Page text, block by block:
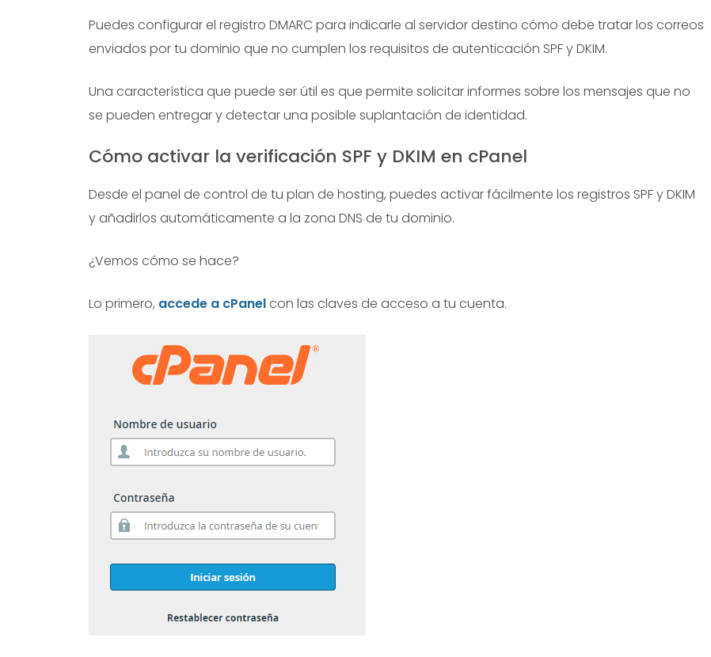
Puedes configurar el registro DMARC para indicarle al servidor destino cómo debe tratar los correos
enviados por tu dominio que no cumplen los requisitos de autenticación SPF y DKIM.
Una característica que puede ser útil es que permite solicitar informes sobre los mensajes que no
se pueden entregar y detectar una posible suplantación de identidad.
Cómo activar la verificación SPF y DKIM en cPanel
Desde el panel de control de tu plan de hosting, puedes activar fácilmente los registros SPF y DKIM
y añadirlos automáticamente a la zona DNS de tu dominio.
¿Vemos cómo se hace?
Lo primero, accede a cPanel con las claves de acceso a tu cuenta.